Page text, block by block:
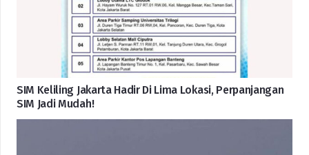
SIM Keliling Jakarta Hadir Di Lima Lokasi, Perpanjangan
SIM Jadi Mudah!